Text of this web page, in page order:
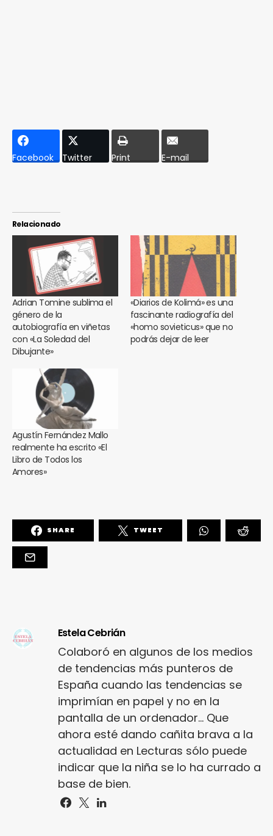
Facebook Twitter Print E-mail
Relacionado
Adrian Tomine sublima el
género de la
autobiografía en viñetas
con «La Soledad del
Dibujante»
«Diarios de Kolimá» es una
fascinante radiografía del
«homo sovieticus» que no
podrás dejar de leer
Agustín Fernández Mallo
realmente ha escrito «El
Libro de Todos los
Amores»
SHARE TWEET
Estela Cebrián
Colaboró en algunos de los medios
de tendencias más punteros de
España cuando las tendencias se
imprimían en papel y no en la
pantalla de un ordenador... Que
ahora esté dando cañita brava a la
actualidad en Lecturas sólo puede
indicar que la niña se lo ha currado a
base de bien.